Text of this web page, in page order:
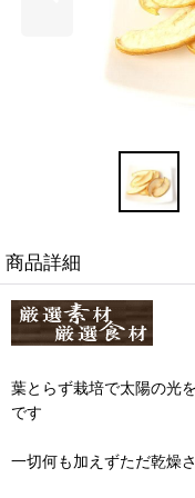
商品詳細
葉とらず栽培で太陽の光
です
一切何も加えずただ乾燥